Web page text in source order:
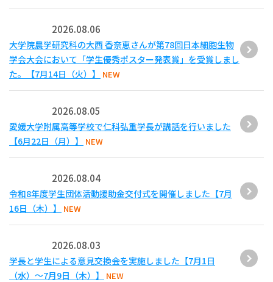
2026.08.06
大学院農学研究科の大西 香奈恵さんが第78回日本細胞生物
学会大会において「学生優秀ポスター発表賞」を受賞しまし
た。【7月14日（火）】
NEW
2026.08.05
愛媛大学附属高等学校で仁科弘重学長が講話を行いました
【6月22日（月）】
NEW
2026.08.04
令和8年度学生団体活動援助金交付式を開催しました【7月
16日（木）】
NEW
2026.08.03
学長と学生による意見交換会を実施しました【7月1日
（水）～7月9日（木）】
NEW